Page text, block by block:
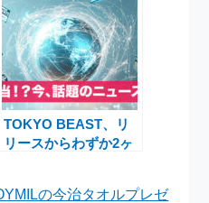
TOKYO BEAST、リ
リースからわずか2ヶ
の今治タオルプレゼ